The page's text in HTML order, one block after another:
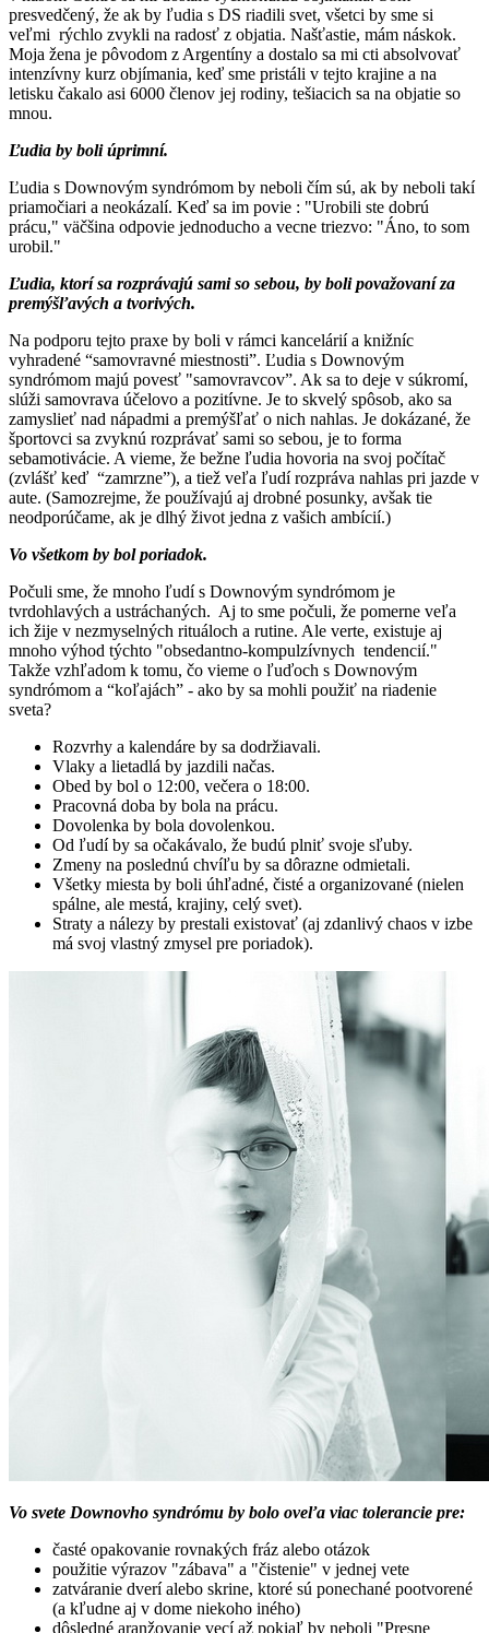
presvedčený, že ak by ľudia s DS riadili svet, všetci by sme si
veľmi rýchlo zvykli na radosť z objatia. Našťastie, mám náskok.
Moja žena je pôvodom z Argentíny a dostalo sa mi cti absolvovať
intenzívny kurz objímania, keď sme pristáli v tejto krajine a na
letisku čakalo asi 6000 členov jej rodiny, tešiacich sa na objatie so
mnou.
Ľudia by boli úprimní.
Ľudia s Downovým syndrómom by neboli čím sú, ak by neboli takí
priamočiari a neokázalí. Keď sa im povie : "Urobili ste dobrú
prácu," väčšina odpovie jednoducho a vecne triezvo: "Áno, to som
urobil."
Ľudia, ktorí sa rozprávajú sami so sebou, by boli považovaní za
premýšľavých a tvorivých.
Na podporu tejto praxe by boli v rámci kancelárií a knižníc
vyhradené “samovravné miestnosti”. Ľudia s Downovým
syndrómom majú povesť "samovravcov”. Ak sa to deje v súkromí,
slúži samovrava účelovo a pozitívne. Je to skvelý spôsob, ako sa
zamyslieť nad nápadmi a premýšľať o nich nahlas. Je dokázané, že
športovci sa zvyknú rozprávať sami so sebou, je to forma
sebamotivácie. A vieme, že bežne ľudia hovoria na svoj počítač
(zvlášť keď “zamrzne”), a tiež veľa ľudí rozpráva nahlas pri jazde v
aute. (Samozrejme, že používajú aj drobné posunky, avšak tie
neodporúčame, ak je dlhý život jedna z vašich ambícií.)
Vo všetkom by bol poriadok.
Počuli sme, že mnoho ľudí s Downovým syndrómom je
tvrdohlavých a ustráchaných. Aj to sme počuli, že pomerne veľa
ich žije v nezmyselných rituáloch a rutine. Ale verte, existuje aj
mnoho výhod týchto "obsedantno-kompulzívnych tendencií."
Takže vzhľadom k tomu, čo vieme o ľuďoch s Downovým
syndrómom a “koľajách” - ako by sa mohli použiť na riadenie
sveta?
Rozvrhy a kalendáre by sa dodržiavali.
Vlaky a lietadlá by jazdili načas.
Obed by bol o 12:00, večera o 18:00.
Pracovná doba by bola na prácu.
Dovolenka by bola dovolenkou.
Od ľudí by sa očakávalo, že budú plniť svoje sľuby.
Zmeny na poslednú chvíľu by sa dôrazne odmietali.
Všetky miesta by boli úhľadné, čisté a organizované (nielen
spálne, ale mestá, krajiny, celý svet).
Straty a nálezy by prestali existovať (aj zdanlivý chaos v izbe
má svoj vlastný zmysel pre poriadok).
Vo svete Downovho syndrómu by bolo oveľa viac tolerancie pre:
časté opakovanie rovnakých fráz alebo otázok
použitie výrazov "zábava" a "čistenie" v jednej vete
zatváranie dverí alebo skrine, ktoré sú ponechané pootvorené
(a kľudne aj v dome niekoho iného)
dôsledné aranžovanie vecí až pokiaľ by neboli "Presne